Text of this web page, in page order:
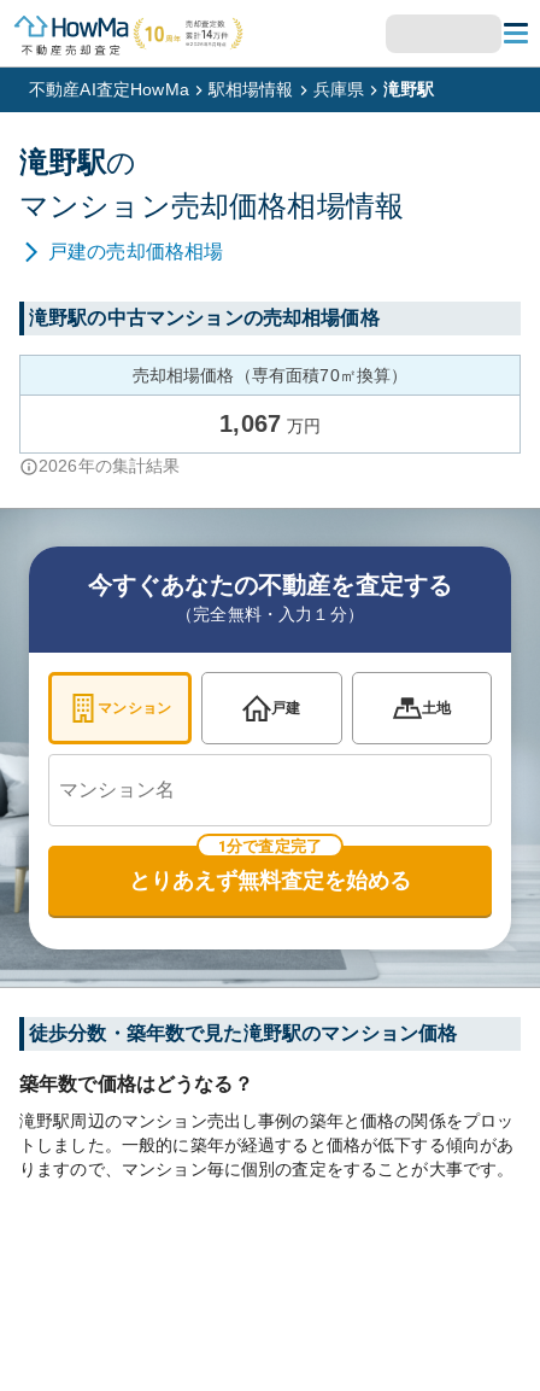
不動産AI査定HowMa 駅相場情報 兵庫県 滝野駅
滝野駅の
マンション売却価格相場情報
戸建の売却価格相場
滝野駅の中古マンションの売却相場価格
売却相場価格（専有面積70㎡換算）
1,067 万円
2026年の集計結果
今すぐあなたの不動産を査定する
（完全無料・入力１分）
マンション 戸建 土地
1分で査定完了
とりあえず無料査定を始める
徒歩分数・築年数で見た滝野駅のマンション価格
築年数で価格はどうなる？
滝野駅周辺のマンション売出し事例の築年と価格の関係をプロッ
トしました。一般的に築年が経過すると価格が低下する傾向があ
りますので、マンション毎に個別の査定をすることが大事です。